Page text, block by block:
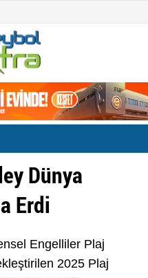
Dünya
Erdi
Engelliler Plaj
2025 Plaj